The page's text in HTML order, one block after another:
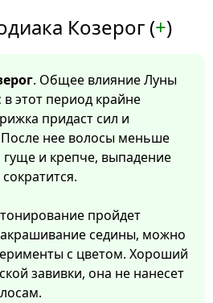
Козерог (+)
. Общее влияние Луны
этот период крайне
придаст сил и
нее волосы меньше
гуще и крепче, выпадение
пройдет
седины, можно
с цветом. Хороший
завивки, она не нанесет